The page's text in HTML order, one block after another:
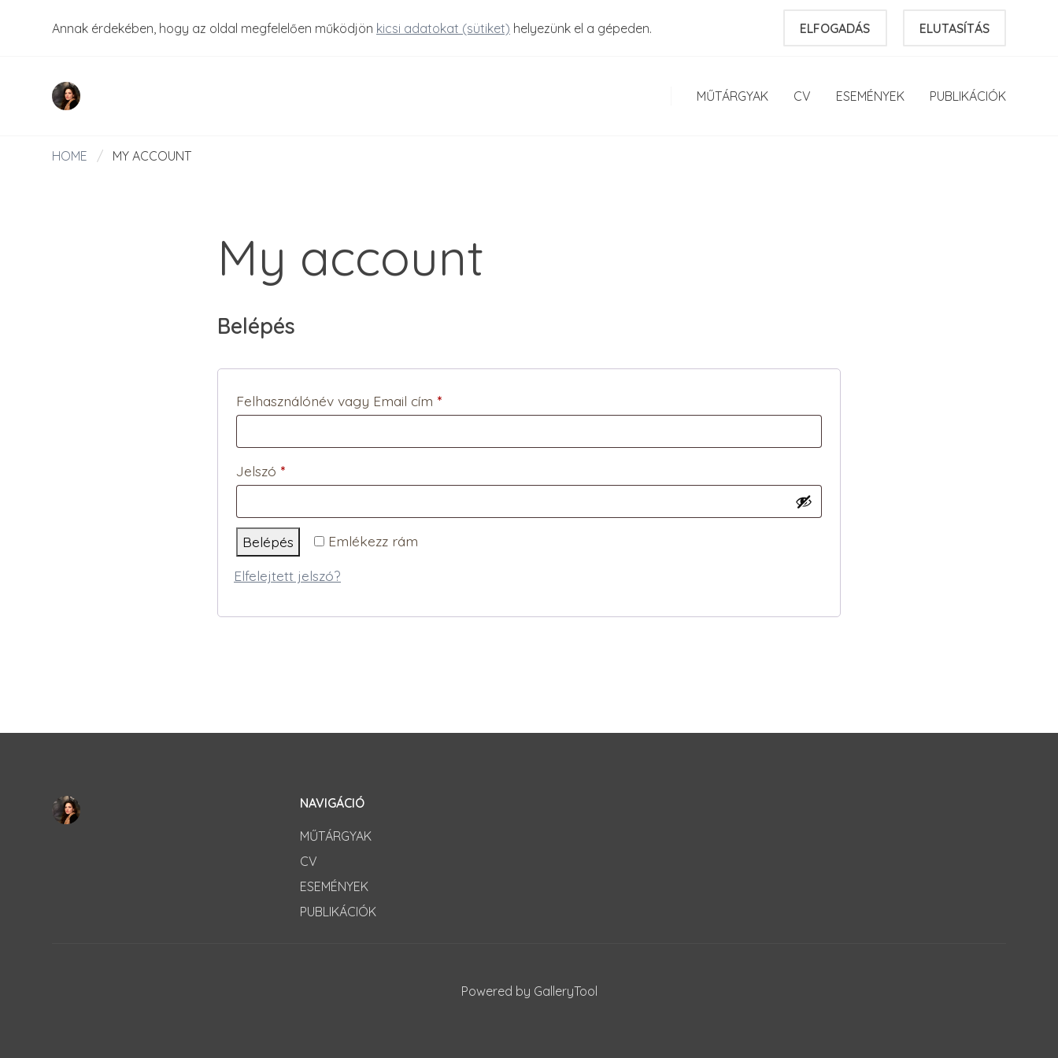
Annak érdekében, hogy az oldal megfelelően működjön kicsi adatokat (sütiket) helyezünk el a gépeden. ELFOGADÁS ELUTASÍTÁS
MŰTÁRGYAK CV ESEMÉNYEK PUBLIKÁCIÓK
HOME / MY ACCOUNT
My account
Belépés
Felhasználónév vagy Email cím *Kötelező
Jelszó *Kötelező
Emlékezz rám
Belépés
Elfelejtett jelszó?
NAVIGÁCIÓ
MŰTÁRGYAK
CV
ESEMÉNYEK
PUBLIKÁCIÓK
Powered by GalleryTool